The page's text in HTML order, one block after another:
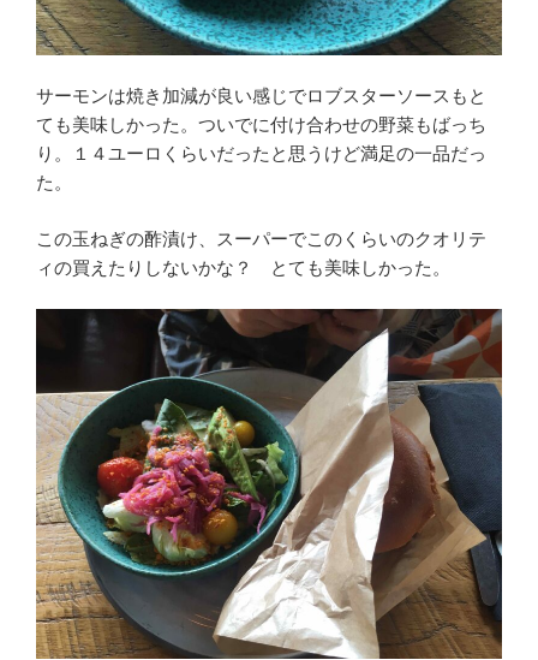
サーモンは焼き加減が良い感じでロブスターソースもと
ても美味しかった。ついでに付け合わせの野菜もばっち
り。１４ユーロくらいだったと思うけど満足の一品だっ
た。
この玉ねぎの酢漬け、スーパーでこのくらいのクオリテ
ィの買えたりしないかな？ とても美味しかった。